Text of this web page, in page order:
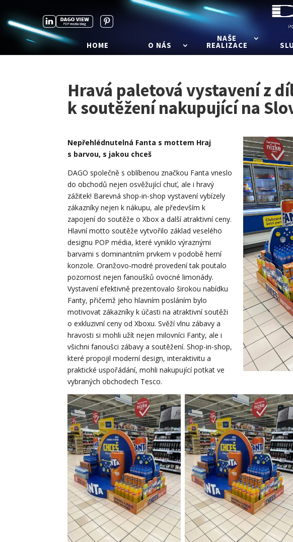
HOME O NÁS
NAŠE
REALIZACE
Hravá paletová vystavení z
k soutěžení nakupující na
Nepřehlédnutelná Fanta s mottem Hraj
s barvou, s jakou chceš
DAGO společně s oblíbenou značkou Fanta vneslo
do obchodů nejen osvěžující chuť, ale i hravý
zážitek! Barevná shop-in-shop vystavení vybízely
zákazníky nejen k nákupu, ale především k
zapojení do soutěže o Xbox a další atraktivní ceny.
Hlavní motto soutěže vytvořilo základ veselého
designu POP média, které vyniklo výraznými
barvami s dominantním prvkem v podobě herní
konzole. Oranžovo-modré provedení tak poutalo
pozornost nejen fanoušků ovocné limonády.
Vystavení efektivně prezentovalo širokou nabídku
Fanty, přičemž jeho hlavním posláním bylo
motivovat zákazníky k účasti na atraktivní soutěži
o exkluzivní ceny od Xboxu. Svěží vlnu zábavy a
hravosti si mohli užít nejen milovníci Fanty, ale i
všichni fanoušci zábavy a soutěžení. Shop-in-shop,
které propojil moderní design, interaktivitu a
praktické uspořádání, mohli nakupující potkat ve
vybraných obchodech Tesco.